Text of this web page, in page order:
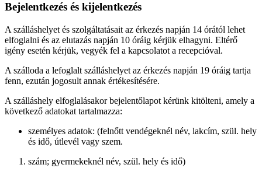
Bejelentkezés és kijelentkezés
A szálláshelyet és szolgáltatásait az érkezés napján 14 órától lehet
elfoglalni és az elutazás napján 10 óráig kérjük elhagyni. Eltérő
igény esetén kérjük, vegyék fel a kapcsolatot a recepcióval.
A szálloda a lefoglalt szálláshelyet az érkezés napján 19 óráig tartja
fenn, ezután jogosult annak értékesítésére.
A szálláshely elfoglalásakor bejelentőlapot kérünk kitölteni, amely a
következő adatokat tartalmazza:
személyes adatok: (felnőtt vendégeknél név, lakcím, szül. hely
és idő, útlevél vagy szem.
szám; gyermekeknél név, szül. hely és idő)